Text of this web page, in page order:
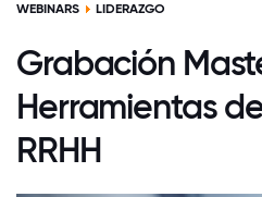
WEBINARS LIDERAZGO
Grabación
Herramientas
RRHH